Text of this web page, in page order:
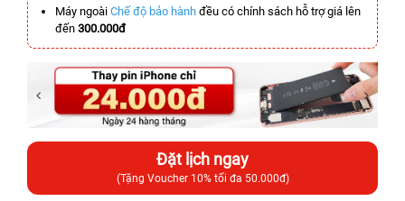
Máy ngoài Chế độ bảo hành đều có chính sách hỗ trợ giá lên
đến 300.000đ
Đặt lịch ngay
(Tặng Voucher 10% tối đa 50.000đ)